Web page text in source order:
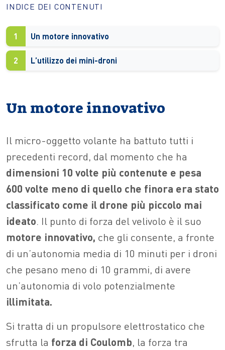
INDICE DEI CONTENUTI
1 Un motore innovativo
2 L’utilizzo dei mini-droni
Un motore innovativo
Il micro-oggetto volante ha battuto tutti i
precedenti record, dal momento che ha
dimensioni 10 volte più contenute e pesa
600 volte meno di quello che finora era stato
classificato come il drone più piccolo mai
ideato. Il punto di forza del velivolo è il suo
motore innovativo, che gli consente, a fronte
di un’autonomia media di 10 minuti per i droni
che pesano meno di 10 grammi, di avere
un’autonomia di volo potenzialmente
illimitata.
Si tratta di un propulsore elettrostatico che
sfrutta la forza di Coulomb, la forza tra